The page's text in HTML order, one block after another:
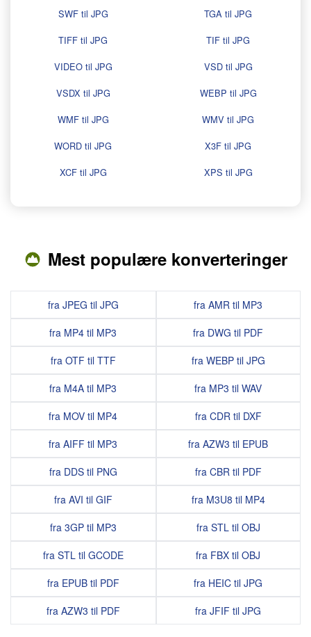
SWF til JPG
TGA til JPG
TIFF til JPG
TIF til JPG
VIDEO til JPG
VSD til JPG
VSDX til JPG
WEBP til JPG
WMF til JPG
WMV til JPG
WORD til JPG
X3F til JPG
XCF til JPG
XPS til JPG
Mest populære konverteringer
fra JPEG til JPG
fra MP4 til MP3
fra OTF til TTF
fra M4A til MP3
fra MOV til MP4
fra AIFF til MP3
fra DDS til PNG
fra AVI til GIF
fra 3GP til MP3
fra STL til GCODE
fra EPUB til PDF
fra AZW3 til PDF
fra AMR til MP3
fra DWG til PDF
fra WEBP til JPG
fra MP3 til WAV
fra CDR til DXF
fra AZW3 til EPUB
fra CBR til PDF
fra M3U8 til MP4
fra STL til OBJ
fra FBX til OBJ
fra HEIC til JPG
fra JFIF til JPG